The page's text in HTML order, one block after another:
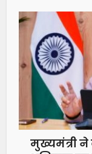
मुख्यमंत्री ने